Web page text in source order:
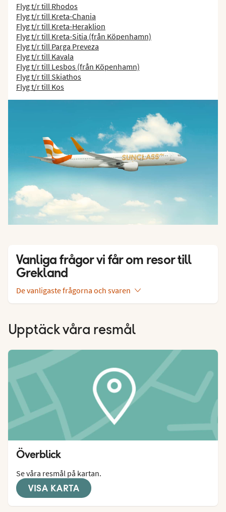
Flyg t/r till Rhodos
Flyg t/r till Kreta-Chania
Flyg t/r till Kreta-Heraklion
Flyg t/r till Kreta-Sitia (från Köpenhamn)
Flyg t/r till Parga Preveza
Flyg t/r till Kavala
Flyg t/r till Lesbos (från Köpenhamn)
Flyg t/r till Skiathos
Flyg t/r till Kos
Vanliga frågor vi får om resor till
Grekland
De vanligaste frågorna och svaren
Upptäck våra resmål
Överblick
Se våra resmål på kartan.
VISA KARTA